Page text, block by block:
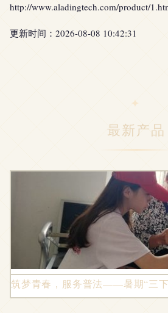
http://www.aladingtech.com/product/
更新时间：2026-08-08 10:42:31
最新产品
筑梦青春，服务普法——暑期“三